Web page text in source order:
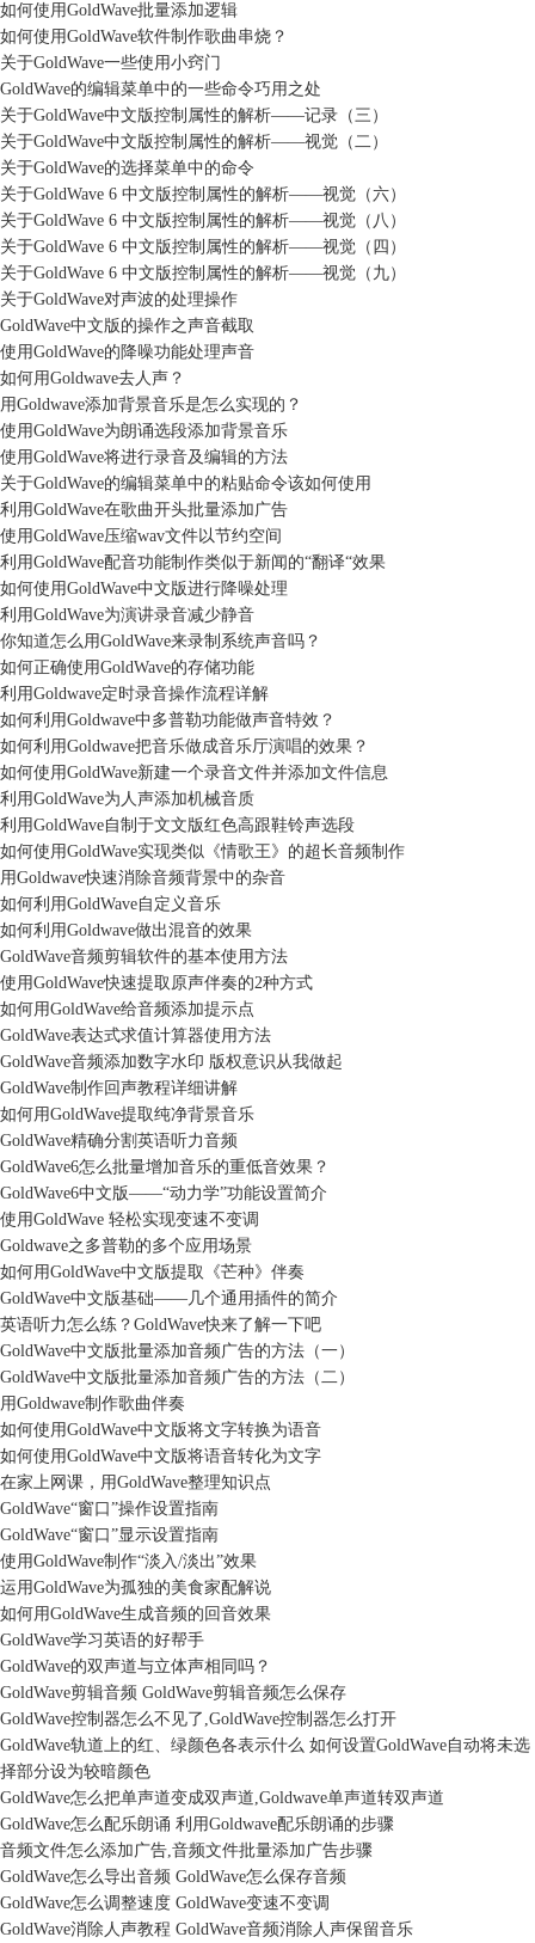
如何使用GoldWave批量添加逻辑
如何使用GoldWave软件制作歌曲串烧？
关于GoldWave一些使用小窍门
GoldWave的编辑菜单中的一些命令巧用之处
关于GoldWave中文版控制属性的解析——记录（三）
关于GoldWave中文版控制属性的解析——视觉（二）
关于GoldWave的选择菜单中的命令
关于GoldWave 6 中文版控制属性的解析——视觉（六）
关于GoldWave 6 中文版控制属性的解析——视觉（八）
关于GoldWave 6 中文版控制属性的解析——视觉（四）
关于GoldWave 6 中文版控制属性的解析——视觉（九）
关于GoldWave对声波的处理操作
GoldWave中文版的操作之声音截取
使用GoldWave的降噪功能处理声音
如何用Goldwave去人声？
用Goldwave添加背景音乐是怎么实现的？
使用GoldWave为朗诵选段添加背景音乐
使用GoldWave将进行录音及编辑的方法
关于GoldWave的编辑菜单中的粘贴命令该如何使用
利用GoldWave在歌曲开头批量添加广告
使用GoldWave压缩wav文件以节约空间
利用GoldWave配音功能制作类似于新闻的“翻译“效果
如何使用GoldWave中文版进行降噪处理
利用GoldWave为演讲录音减少静音
你知道怎么用GoldWave来录制系统声音吗？
如何正确使用GoldWave的存储功能
利用Goldwave定时录音操作流程详解
如何利用Goldwave中多普勒功能做声音特效？
如何利用Goldwave把音乐做成音乐厅演唱的效果？
如何使用GoldWave新建一个录音文件并添加文件信息
利用GoldWave为人声添加机械音质
利用GoldWave自制于文文版红色高跟鞋铃声选段
如何使用GoldWave实现类似《情歌王》的超长音频制作
用Goldwave快速消除音频背景中的杂音
如何利用GoldWave自定义音乐
如何利用Goldwave做出混音的效果
GoldWave音频剪辑软件的基本使用方法
使用GoldWave快速提取原声伴奏的2种方式
如何用GoldWave给音频添加提示点
GoldWave表达式求值计算器使用方法
GoldWave音频添加数字水印 版权意识从我做起
GoldWave制作回声教程详细讲解
如何用GoldWave提取纯净背景音乐
GoldWave精确分割英语听力音频
GoldWave6怎么批量增加音乐的重低音效果？
GoldWave6中文版——“动力学”功能设置简介
使用GoldWave 轻松实现变速不变调
Goldwave之多普勒的多个应用场景
如何用GoldWave中文版提取《芒种》伴奏
GoldWave中文版基础——几个通用插件的简介
英语听力怎么练？GoldWave快来了解一下吧
GoldWave中文版批量添加音频广告的方法（一）
GoldWave中文版批量添加音频广告的方法（二）
用Goldwave制作歌曲伴奏
如何使用GoldWave中文版将文字转换为语音
如何使用GoldWave中文版将语音转化为文字
在家上网课，用GoldWave整理知识点
GoldWave“窗口”操作设置指南
GoldWave“窗口”显示设置指南
使用GoldWave制作“淡入/淡出”效果
运用GoldWave为孤独的美食家配解说
如何用GoldWave生成音频的回音效果
GoldWave学习英语的好帮手
GoldWave的双声道与立体声相同吗？
GoldWave剪辑音频 GoldWave剪辑音频怎么保存
GoldWave控制器怎么不见了,GoldWave控制器怎么打开
GoldWave轨道上的红、绿颜色各表示什么 如何设置GoldWave自动将未选
择部分设为较暗颜色
GoldWave怎么把单声道变成双声道,Goldwave单声道转双声道
GoldWave怎么配乐朗诵 利用Goldwave配乐朗诵的步骤
音频文件怎么添加广告,音频文件批量添加广告步骤
GoldWave怎么导出音频 GoldWave怎么保存音频
GoldWave怎么调整速度 GoldWave变速不变调
GoldWave消除人声教程 GoldWave音频消除人声保留音乐